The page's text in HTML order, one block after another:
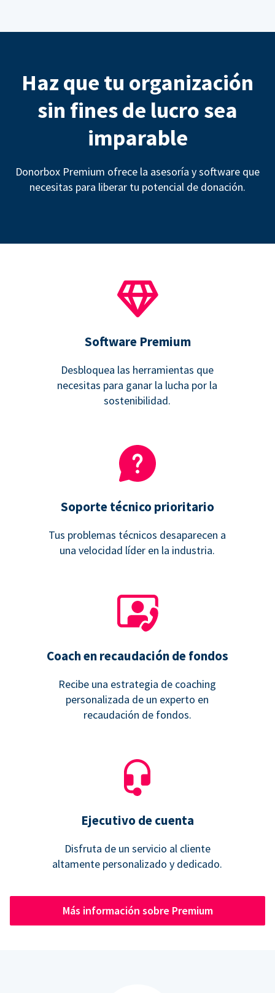
Haz que tu organización
sin fines de lucro sea
imparable
Donorbox Premium ofrece la asesoría y software que
necesitas para liberar tu potencial de donación.
Software Premium
Desbloquea las herramientas que
necesitas para ganar la lucha por la
sostenibilidad.
Soporte técnico prioritario
Tus problemas técnicos desaparecen a
una velocidad líder en la industria.
Coach en recaudación de fondos
Recibe una estrategia de coaching
personalizada de un experto en
recaudación de fondos.
Ejecutivo de cuenta
Disfruta de un servicio al cliente
altamente personalizado y dedicado.
Más información sobre Premium